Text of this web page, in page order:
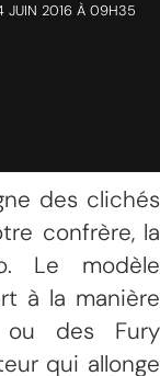
JUIN 2016 À 09H35
des clichés
confrère, la
Le modèle
à la manière
des Fury
qui allonge